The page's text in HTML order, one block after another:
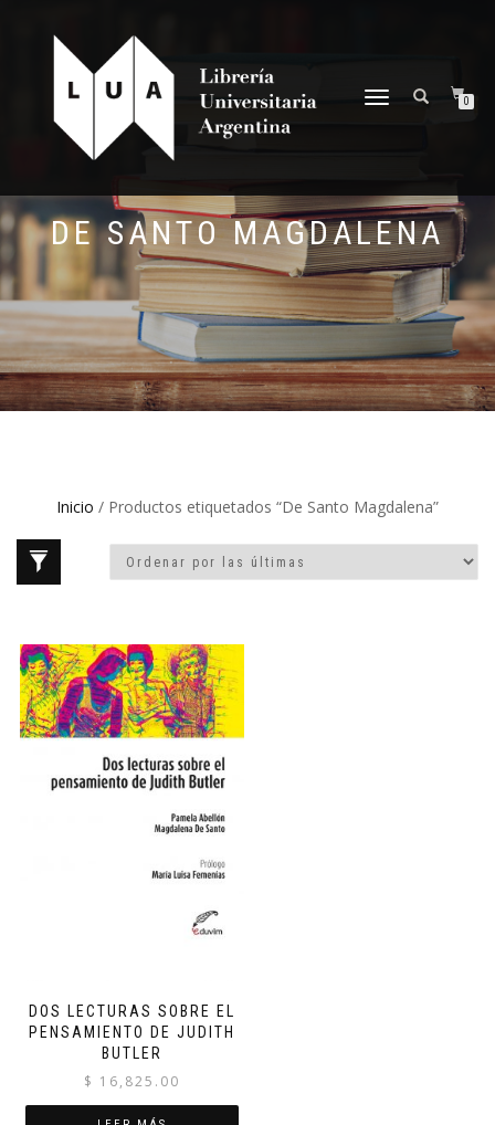
NAVEGACIÓN
0
DE SANTO MAGDALENA
Inicio / Productos etiquetados “De Santo Magdalena”
DOS LECTURAS SOBRE EL
PENSAMIENTO DE JUDITH
BUTLER
$ 16,825.00